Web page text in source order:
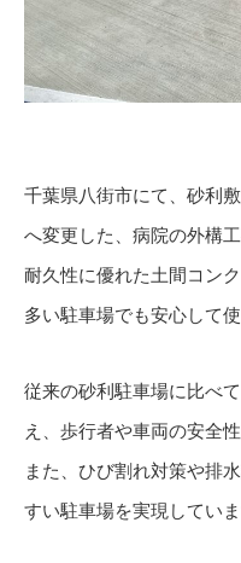
千葉県八街市にて、砂利
へ変更した、病院の外構
耐久性に優れた土間コン
多い駐車場でも安心して
従来の砂利駐車場に比べ
え、歩行者や車両の安全
また、ひび割れ対策や排
すい駐車場を実現していま